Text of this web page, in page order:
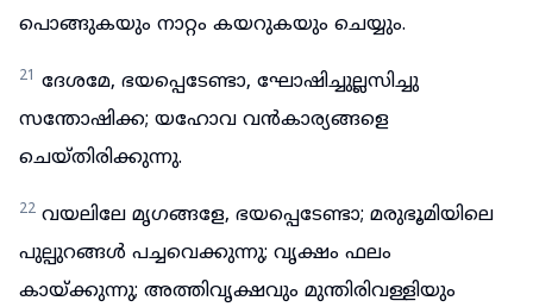
പൊങ്ങുകയും നാറ്റം കയറുകയും ചെയ്യും.
21 ദേശമേ, ഭയപ്പെടേണ്ടാ, ഘോഷിച്ചുല്ലസിച്ചു
സന്തോഷിക്ക; യഹോവ വൻകാര്യങ്ങളെ
ചെയ്തിരിക്കുന്നു.
22 വയലിലേ മൃഗങ്ങളേ, ഭയപ്പെടേണ്ടാ; മരുഭൂമിയിലെ
പുല്പുറങ്ങൾ പച്ചവെക്കുന്നു; വൃക്ഷം ഫലം
കായ്ക്കുന്നു; അത്തിവൃക്ഷവും മുന്തിരിവള്ളിയും